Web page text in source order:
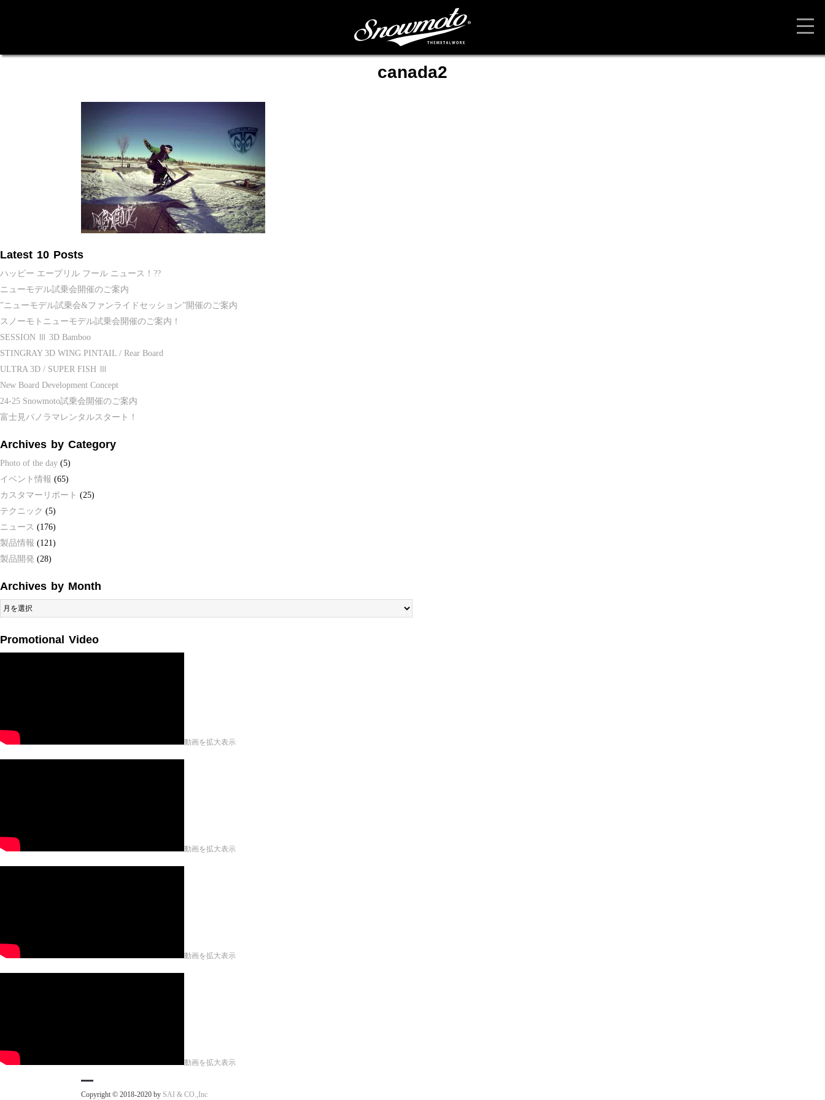
canada2
Latest 10 Posts
ハッピー エープリル フール ニュース！??
ニューモデル試乗会開催のご案内
”ニューモデル試乗会&ファンライドセッション”開催のご案内
スノーモトニューモデル試乗会開催のご案内！
SESSION Ⅲ 3D Bamboo
STINGRAY 3D WING PINTAIL / Rear Board
ULTRA 3D / SUPER FISH Ⅲ
New Board Development Concept
24-25 Snowmoto試乗会開催のご案内
富士見パノラマレンタルスタート！
Archives by Category
Photo of the day (5)
イベント情報 (65)
カスタマーリポート (25)
テクニック (5)
ニュース (176)
製品情報 (121)
製品開発 (28)
Archives by Month
Archives
by
Promotional Video
動画を拡大表示
動画を拡大表示
動画を拡大表示
動画を拡大表示
Copyright © 2018-2020 by SAI & CO.,Inc